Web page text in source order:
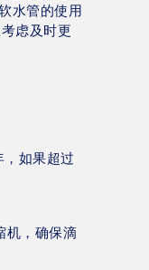
水管的使用
虑及时更
如果超过
机，确保滴